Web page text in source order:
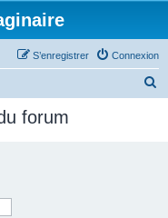
Connexion
S’enregistrer
forum